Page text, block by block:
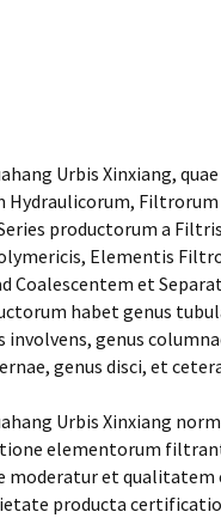
Urbis Xinxiang,
productorum a
Elementis
Coalescentem et
habet genus
involvens, genus
genus disci, et
Urbis Xinxiang
elementorum
moderatur et qualitatem
producta